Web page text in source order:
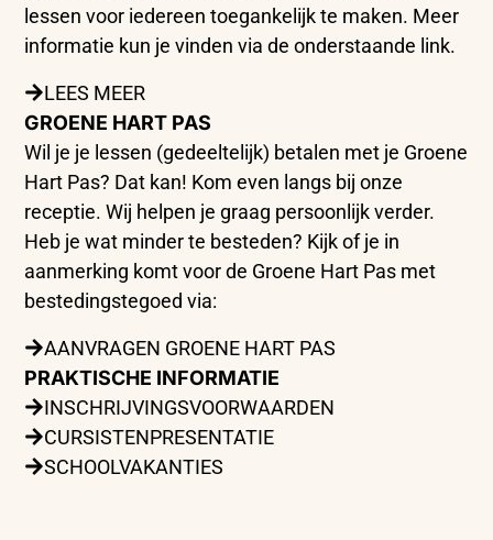
lessen voor iedereen toegankelijk te maken. Meer
informatie kun je vinden via de onderstaande link.
LEES MEER
GROENE HART PAS
Wil je je lessen (gedeeltelijk) betalen met je Groene
Hart Pas? Dat kan! Kom even langs bij onze
receptie. Wij helpen je graag persoonlijk verder.
Heb je wat minder te besteden? Kijk of je in
aanmerking komt voor de Groene Hart Pas met
bestedingstegoed via:
AANVRAGEN GROENE HART PAS
PRAKTISCHE INFORMATIE
INSCHRIJVINGSVOORWAARDEN
CURSISTENPRESENTATIE
SCHOOLVAKANTIES